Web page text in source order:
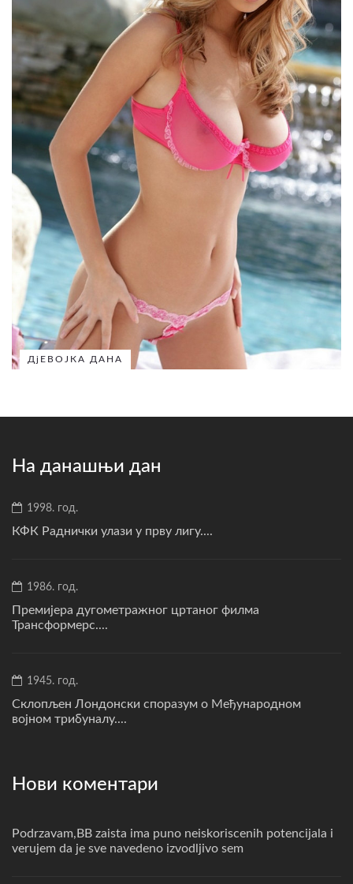
ДјЕВОЈКА ДАНА
На данашњи дан
1998. год.
КФК Раднички улази у прву лигу....
1986. год.
Премијера дугометражног цртаног филма
Трансформерс....
1945. год.
Склопљен Лондонски споразум о Међународном
војном трибуналу....
Нови коментари
Podrzavam,BB zaista ima puno neiskoriscenih potencijala i
verujem da je sve navedeno izvodljivo sem